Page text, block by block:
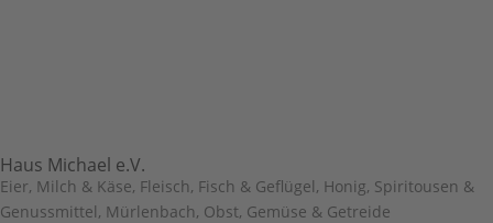
Haus Michael e.V.
Eier, Milch & Käse, Fleisch, Fisch & Geflügel, Honig, Spiritousen &
Genussmittel, Mürlenbach, Obst, Gemüse & Getreide